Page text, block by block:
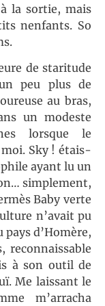
la sortie, mais
nenfants. So
de staritude
peu plus de
au bras,
un modeste
lorsque le
Sky ! étais-
ayant lu un
simplement,
Baby verte
n’avait pu
d’Homère,
reconnaissable
à son outil de
Me laissant le
m’arracha